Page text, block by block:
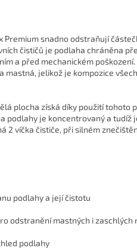
Premium snadno odstraňují
čističů je podlaha chráněna
a před mechanickém
mastná, jelikož je kompozice
plocha získá díky použití tohoto
podlahy je koncentrovaný a tudíž
2 víčka čističe, při silném
podlahy a její čistotu
odstranění mastných i zaschlých
podlahy